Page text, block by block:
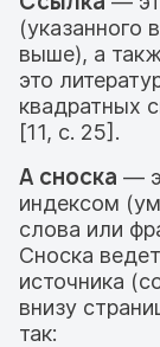
(указанного
выше), а
это
квадратных
[11, с. 25].
А сноска —
индексом
слова или
Сноска
источника
внизу
так: